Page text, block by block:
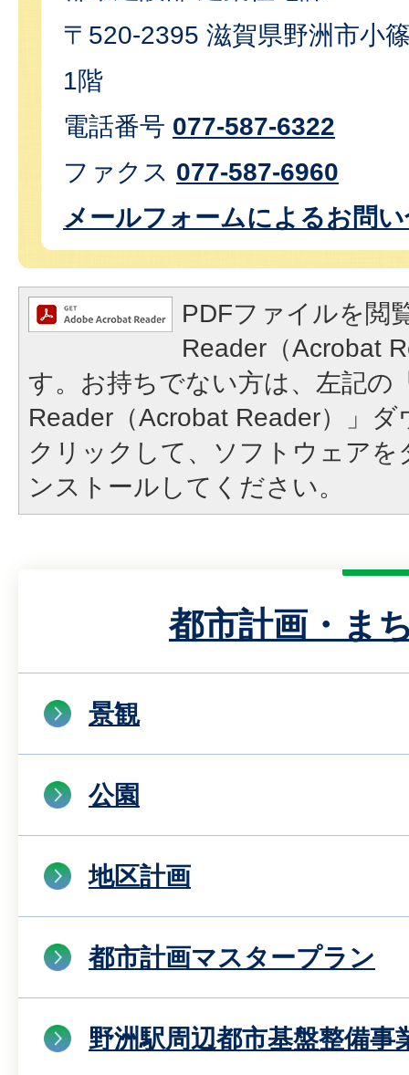
〒520-2395 滋賀県野洲市小
1階
電話番号 077-587-6322
ファクス 077-587-6960
メールフォームによるお問
PDFファイルを閲
Reader（Acrobat
す。お持ちでない方は、左記の
Reader（Acrobat Reader）」
クリックして、ソフトウェア
ンストールしてください。
都市計画・ま
景観
公園
地区計画
都市計画マスタープラン
野洲駅周辺都市基盤整備事